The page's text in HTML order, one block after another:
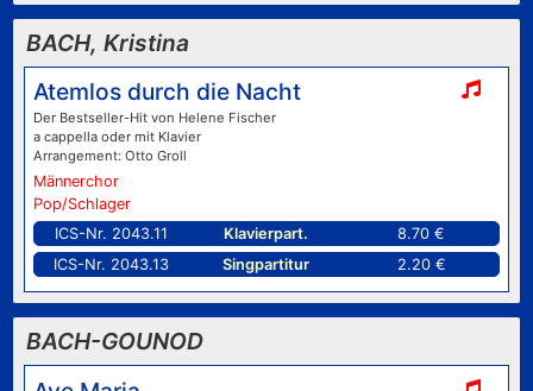
BACH, Kristina
Atemlos durch die Nacht
Der Bestseller-Hit von Helene Fischer
a cappella oder mit Klavier
Arrangement: Otto Groll
Männerchor
Pop/Schlager
ICS-Nr. 2043.11
Klavierpart.
8.70 €
ICS-Nr. 2043.13
Singpartitur 2.20 €
BACH-GOUNOD